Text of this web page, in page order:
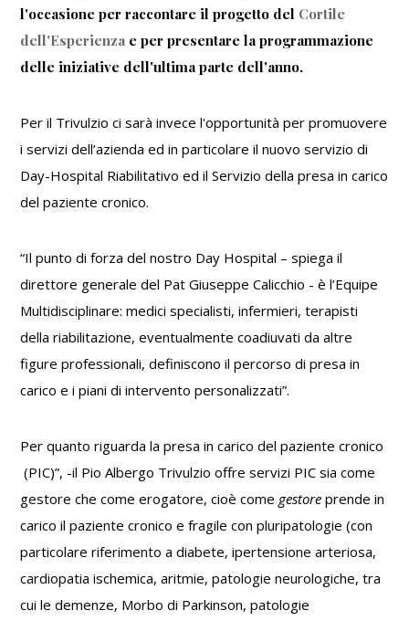
l'occasione per raccontare il progetto del Cortile
dell'Esperienza e per presentare la programmazione
delle iniziative dell'ultima parte dell'anno.
Per il Trivulzio ci sarà invece l'opportunità per promuovere
i servizi dell’azienda ed in particolare il nuovo servizio di
Day-Hospital Riabilitativo ed il Servizio della presa in carico
del paziente cronico.
“Il punto di forza del nostro Day Hospital – spiega il
direttore generale del Pat Giuseppe Calicchio - è l’Equipe
Multidisciplinare: medici specialisti, infermieri, terapisti
della riabilitazione, eventualmente coadiuvati da altre
figure professionali, definiscono il percorso di presa in
carico e i piani di intervento personalizzati”.
Per quanto riguarda la presa in carico del paziente cronico
(PIC)”, -il Pio Albergo Trivulzio offre servizi PIC sia come
gestore che come erogatore, cioè come gestore prende in
carico il paziente cronico e fragile con pluripatologie (con
particolare riferimento a diabete, ipertensione arteriosa,
cardiopatia ischemica, aritmie, patologie neurologiche, tra
cui le demenze, Morbo di Parkinson, patologie